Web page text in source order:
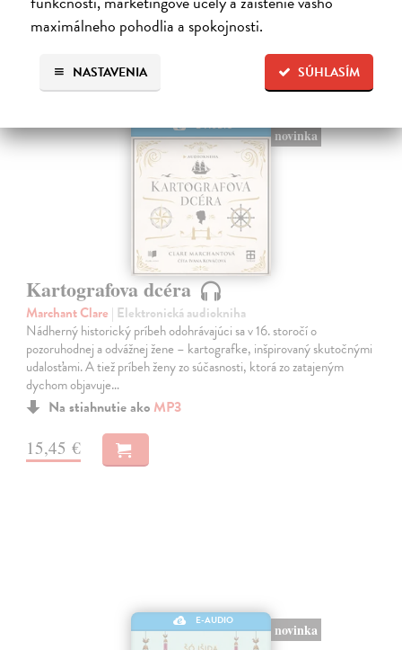
maximálneho pohodlia a spokojnosti.
SÚHLASÍM
NASTAVENIA
E-AUDIO
novinka
Kartografova dcéra
Marchant Clare | Elektronická audiokniha
Nádherný historický príbeh odohrávajúci sa v 16. storočí o
pozoruhodnej a odvážnej žene – kartografke, inšpirovaný skutočnými
udalosťami. A tiež príbeh ženy zo súčasnosti, ktorá zo zatajeným
dychom objavuje…
Na stiahnutie ako MP3
15,45 €
E-AUDIO
novinka